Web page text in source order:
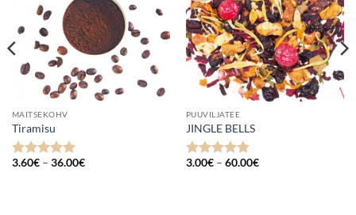
MAITSEKOHV
Tiramisu
Hinnanguga
3.60€ – 36.00€Hinnavahemik:
PUUVILJATEE
JINGLE BELLS
Hinnanguga
3.00€ – 60.00€Hinnavahemik: